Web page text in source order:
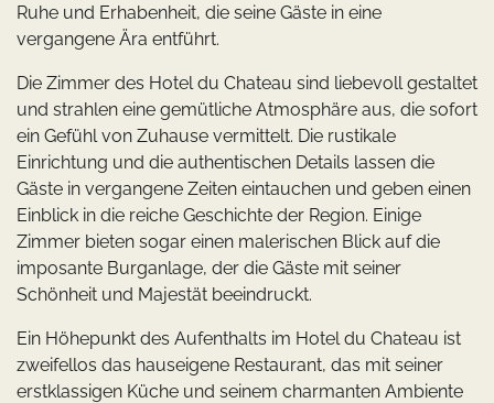
Ruhe und Erhabenheit, die seine Gäste in eine
vergangene Ära entführt.
Die Zimmer des Hotel du Chateau sind liebevoll gestaltet
und strahlen eine gemütliche Atmosphäre aus, die sofort
ein Gefühl von Zuhause vermittelt. Die rustikale
Einrichtung und die authentischen Details lassen die
Gäste in vergangene Zeiten eintauchen und geben einen
Einblick in die reiche Geschichte der Region. Einige
Zimmer bieten sogar einen malerischen Blick auf die
imposante Burganlage, der die Gäste mit seiner
Schönheit und Majestät beeindruckt.
Ein Höhepunkt des Aufenthalts im Hotel du Chateau ist
zweifellos das hauseigene Restaurant, das mit seiner
erstklassigen Küche und seinem charmanten Ambiente